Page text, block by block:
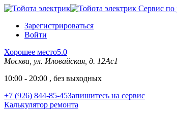
Сервис по
Зарегистрироваться
Войти
Хорошее место5.0
Москва, ул. Иловайская, д. 12Ас1
10:00 - 20:00 , без выходных
+7 (926) 844-85-45Запишитесь на сервис
Калькулятор ремонта